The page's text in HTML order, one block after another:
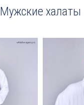
Мужские халаты